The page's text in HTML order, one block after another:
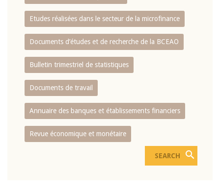
Etudes réalisées dans le secteur de la microfinance
Documents d’études et de recherche de la BCEAO
Bulletin trimestriel de statistiques
Documents de travail
Annuaire des banques et établissements financiers
Revue économique et monétaire